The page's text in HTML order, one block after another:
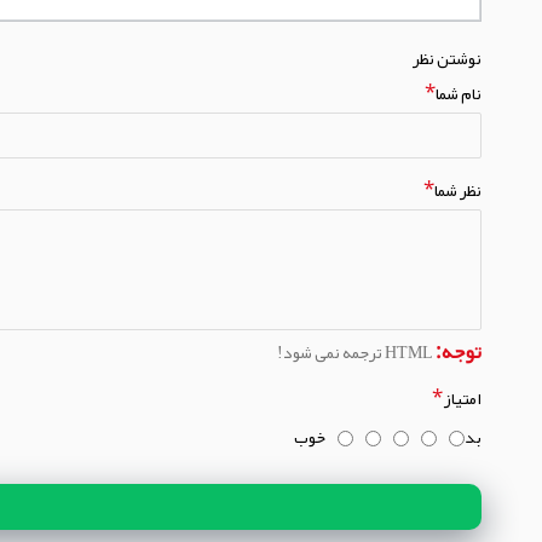
نوشتن نظر
نام شما
نظر شما
توجه:
امتیاز
بد
خوب